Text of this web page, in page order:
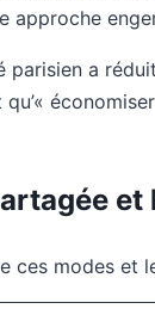
parisien a
ces modes et